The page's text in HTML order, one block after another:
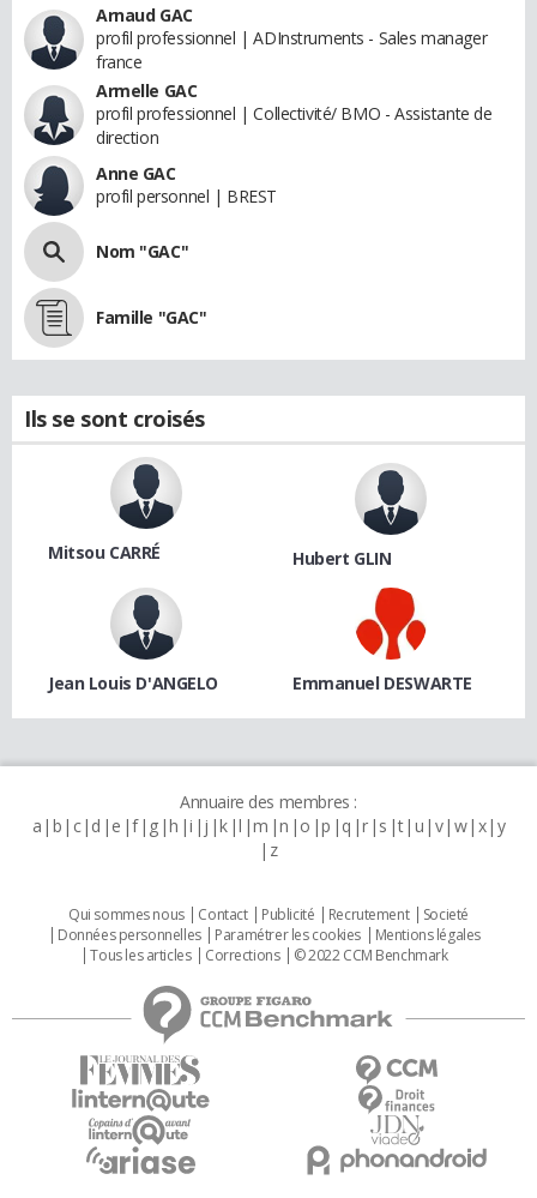
Arnaud GAC
profil professionnel | ADInstruments - Sales manager
france
Armelle GAC
profil professionnel | Collectivité/ BMO - Assistante de
direction
Anne GAC
profil personnel | BREST
Nom "GAC"
Famille "GAC"
Ils se sont croisés
Mitsou CARRÉ Hubert GLIN
Jean Louis D'ANGELO Emmanuel DESWARTE
Annuaire des membres :
a b c d e f g h i j k l m n o p q r s t u v w x y
z
Qui sommes nous Contact Publicité Recrutement
Societé
Données personnelles
Paramétrer les cookies
Mentions légales
Tous les articles
Corrections © 2022 CCM Benchmark